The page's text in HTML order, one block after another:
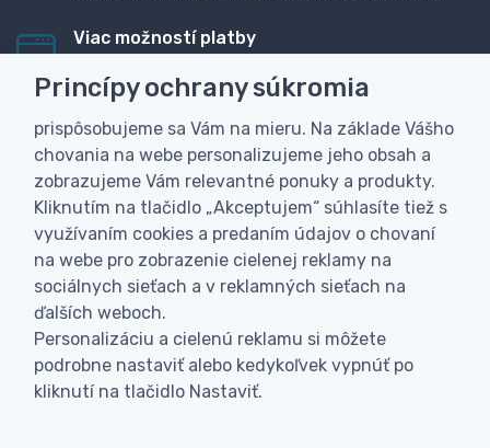
Viac možností platby
dobierku
Personalizácia
Vyrobíme Vám vlastný originálny darček
Skúsenosť
Široký sortiment, z ktorého Vám pomôžeme vybrať
Princípy ochrany súkromia
prispôsobujeme sa Vám na mieru. Na základe Vášho
chovania na webe personalizujeme jeho obsah a
zobrazujeme Vám relevantné ponuky a produkty.
Kliknutím na tlačidlo „Akceptujem“ súhlasíte tiež s
využívaním cookies a predaním údajov o chovaní
na webe pro zobrazenie cielenej reklamy na
sociálnych sieťach a v reklamných sieťach na
ďalších weboch.
Personalizáciu a cielenú reklamu si môžete
podrobne nastaviť alebo kedykoľvek vypnúť po
kliknutí na tlačidlo Nastaviť.